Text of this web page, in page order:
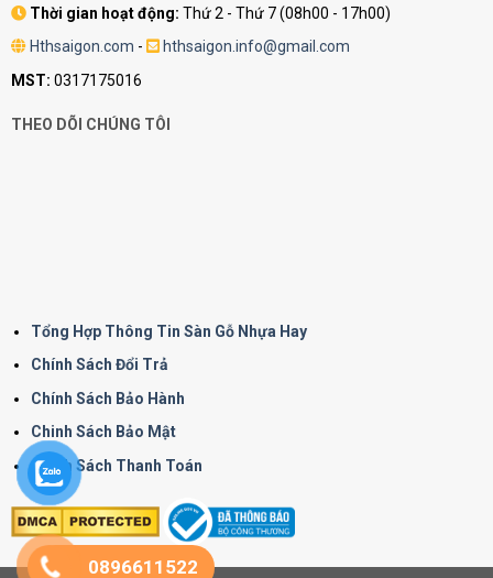
Thời gian hoạt động: Thứ 2 - Thứ 7 (08h00 - 17h00)
Hthsaigon.com -
hthsaigon.info@gmail.com
MST: 0317175016
THEO DÕI CHÚNG TÔI
Tổng Hợp Thông Tin Sàn Gỗ Nhựa Hay
Chính Sách Đổi Trả
Chính Sách Bảo Hành
Chinh Sách Bảo Mật
Chính Sách Thanh Toán
0896611522